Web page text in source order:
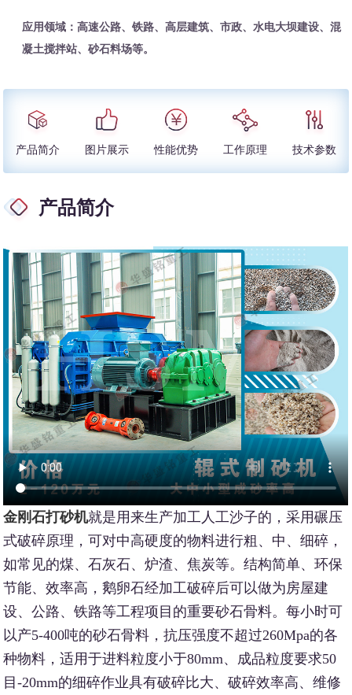
应用领域：高速公路、铁路、高层建筑、市政、水电大坝建设、混
凝土搅拌站、砂石料场等。
产品简介 图片展示 性能优势 工作原理 技术参数
产品简介
金刚石打砂机就是用来生产加工人工沙子的，采用碾压
式破碎原理，可对中高硬度的物料进行粗、中、细碎，
如常见的煤、石灰石、炉渣、焦炭等。结构简单、环保
节能、效率高，鹅卵石经加工破碎后可以做为房屋建
设、公路、铁路等工程项目的重要砂石骨料。每小时可
以产5-400吨的砂石骨料，抗压强度不超过260Mpa的各
种物料，适用于进料粒度小于80mm、成品粒度要求50
目-20mm的细碎作业具有破碎比大、破碎效率高、维修